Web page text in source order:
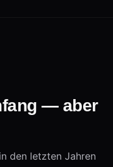
— aber
den letzten Jahren